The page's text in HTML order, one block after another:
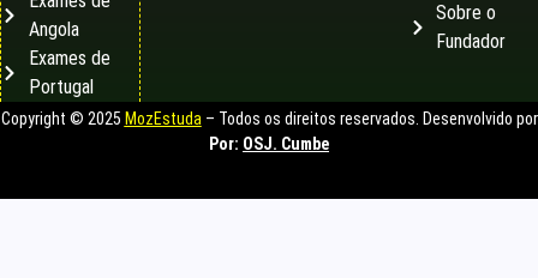
Sobre o
Fundador
Angola
Exames de
Portugal
Copyright © 2025 MozEstuda– Todos os direitos reservados. Desenvolvido por
Por: OSJ. Cumbe